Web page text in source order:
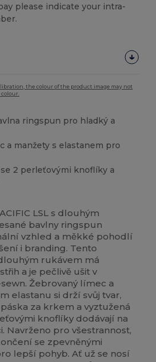
please indicate your intra-
the colour of the product image may not
ringspun pro hladký a
a manžety s elastanem pro
2 perleťovými knoflíky a
LSL s dlouhým
bavlny ringspun
vzhled a měkké pohodlí
i branding. Tento
rukávem má
a je pečlivě ušit v
Žebrovaný límec a
elastanu si drží svůj tvar,
za krkem a vyztužená
knoflíky dodávají na
Navrženo pro všestrannost,
se zpevněnými
lepší pohyb. Ať už se nosí